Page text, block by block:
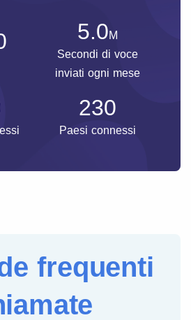
5.0M
Secondi di voce
inviati ogni mese
230
Paesi connessi
frequenti